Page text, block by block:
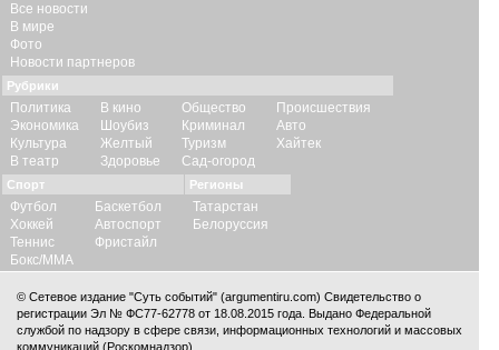
Все новости
В мире
Фото
Новости партнеров
Рубрики
Политика
Экономика
Культура
В театр
В кино
Шоубиз
Желтый
Здоровье
Общество
Криминал
Туризм
Сад-огород
Происшествия
Авто
Хайтек
Спорт
Футбол
Хоккей
Теннис
Бокс/ММА
Баскетбол
Автоспорт
Фристайл
Регионы
Татарстан
Белоруссия
© Сетевое издание "Суть событий" (argumentiru.com) Свидетельство о
регистрации Эл № ФС77-62778 от 18.08.2015 года. Выдано Федеральной
службой по надзору в сфере связи, информационных технологий и массовых
коммуникаций (Роскомнадзор).